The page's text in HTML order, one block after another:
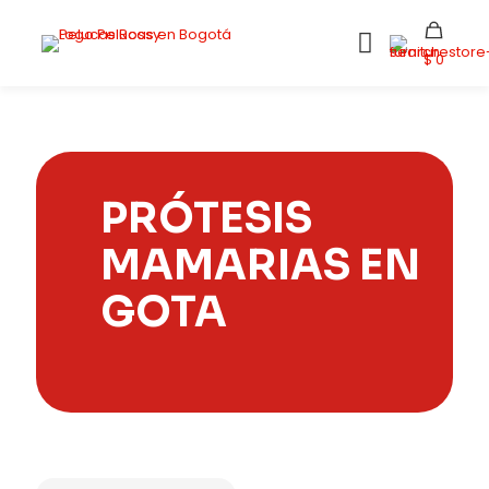
$ 0
PRÓTESIS
MAMARIAS EN
GOTA